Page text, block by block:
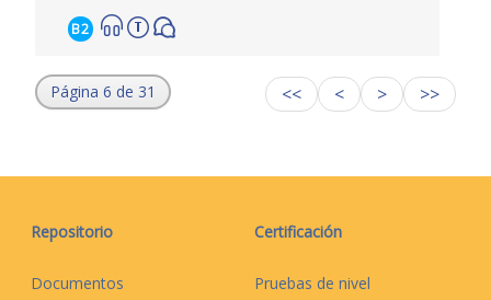
B2
Página 6 de 31 << < > >>
Repositorio
Documentos
Certificación
Pruebas de nivel